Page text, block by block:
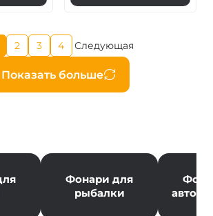
Нумерация
страниц
Показать больше
Страница
2
Страница
3
Страница
4
Следующая
страница
Следующая
Фонари для
рыбалки